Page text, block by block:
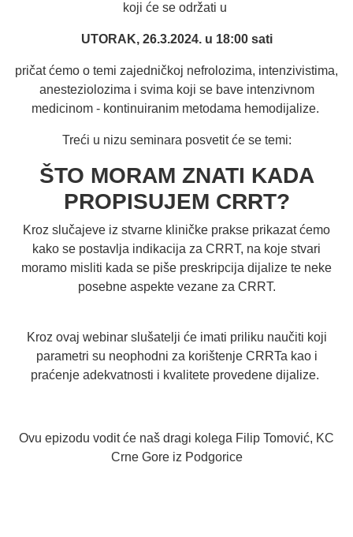
koji će se održati u
UTORAK, 26.3.2024. u 18:00 sati
pričat ćemo o temi zajedničkoj nefrolozima, intenzivistima,
anesteziolozima i svima koji se bave intenzivnom
medicinom - kontinuiranim metodama hemodijalize.
Treći u nizu seminara posvetit će se temi:
ŠTO MORAM ZNATI KADA
PROPISUJEM CRRT?
Kroz slučajeve iz stvarne kliničke prakse prikazat ćemo
kako se postavlja indikacija za CRRT, na koje stvari
moramo misliti kada se piše preskripcija dijalize te neke
posebne aspekte vezane za CRRT.
Kroz ovaj webinar slušatelji će imati priliku naučiti koji
parametri su neophodni za korištenje CRRTa kao i
praćenje adekvatnosti i kvalitete provedene dijalize.
Ovu epizodu vodit će naš dragi kolega Filip Tomović, KC
Crne Gore iz Podgorice